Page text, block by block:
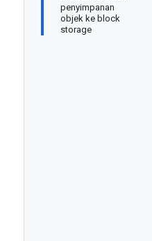
penyimpanan
objek ke block
storage